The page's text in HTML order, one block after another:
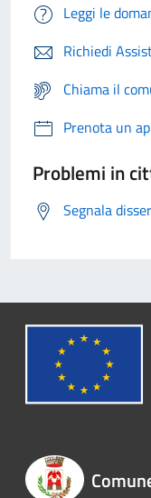
Leggi le
Richiedi
Chiama il
Prenota un
Problemi in
Segnala